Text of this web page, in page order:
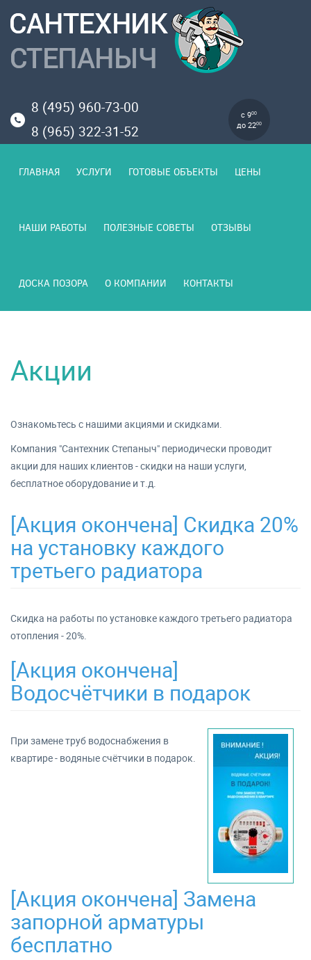
8 (495) 960-73-00
8 (965) 322-31-52
с 900
до 2200
ГЛАВНАЯ УСЛУГИ ГОТОВЫЕ ОБЪЕКТЫ ЦЕНЫ
НАШИ РАБОТЫ ПОЛЕЗНЫЕ СОВЕТЫ ОТЗЫВЫ
ДОСКА ПОЗОРА О КОМПАНИИ КОНТАКТЫ
Акции
Ознакомьтесь с нашими акциями и скидками.
Компания "Сантехник Степаныч" периодически проводит
акции для наших клиентов - скидки на наши услуги,
бесплатное оборудование и т.д.
[Акция окончена] Скидка 20%
на установку каждого
третьего радиатора
Скидка на работы по установке каждого третьего радиатора
отопления - 20%.
[Акция окончена]
Водосчётчики в подарок
При замене труб водоснабжения в
квартире - водяные счётчики в подарок.
[Акция окончена] Замена
запорной арматуры
бесплатно